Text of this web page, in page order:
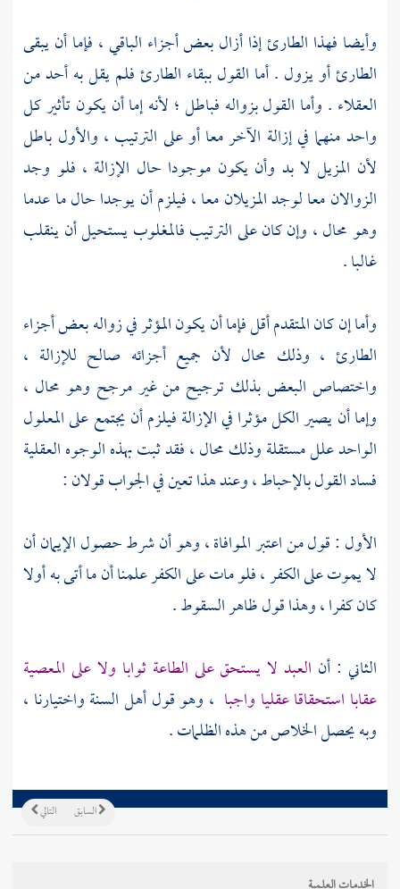
وأيضا فهذا الطارئ إذا أزال بعض أجزاء الباقي ، فإما أن يبقى
الطارئ أو يزول . أما القول ببقاء الطارئ فلم يقل به أحد من
العقلاء . وأما القول بزواله فباطل ؛ لأنه إما أن يكون تأثير كل
واحد منهما في إزالة الآخر معا أو على الترتيب ، والأول باطل
لأن المزيل لا بد وأن يكون موجودا حال الإزالة ، فلو وجد
الزوالان معا لوجد المزيلان معا ، فيلزم أن يوجدا حال ما عدما
وهو محال ، وإن كان على الترتيب فالمغلوب يستحيل أن ينقلب
غالبا .
وأما إن كان المتقدم أقل فإما أن يكون المؤثر في زواله بعض أجزاء
الطارئ ، وذلك محال لأن جميع أجزائه صالح للإزالة ،
واختصاص البعض بذلك ترجيح من غير مرجح وهو محال ،
وإما أن يصير الكل مؤثرا في الإزالة فيلزم أن يجتمع على المعلول
الواحد علل مستقلة وذلك محال ، فقد ثبت بهذه الوجوه العقلية
فساد القول بالإحباط ، وعند هذا تعين في الجواب قولان :
الأول : قول من اعتبر الموافاة ، وهو أن شرط حصول الإيمان أن
لا يموت على الكفر ، فلو مات على الكفر علمنا أن ما أتى به أولا
كان كفرا ، وهذا قول ظاهر السقوط .
الثاني : أن العبد لا يستحق على الطاعة ثوابا ولا على المعصية
عقابا استحقاقا عقليا واجبا ، وهو قول أهل السنة واختيارنا ،
وبه يحصل الخلاص من هذه الظلمات .
التالي السابق